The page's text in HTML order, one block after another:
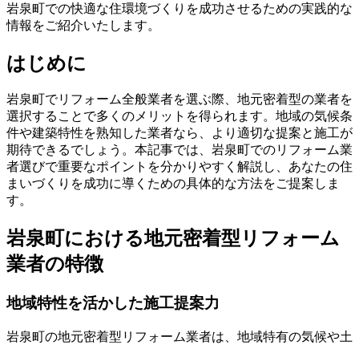
岩泉町での快適な住環境づくりを成功させるための実践的な
情報をご紹介いたします。
はじめに
岩泉町でリフォーム全般業者を選ぶ際、地元密着型の業者を
選択することで多くのメリットを得られます。地域の気候条
件や建築特性を熟知した業者なら、より適切な提案と施工が
期待できるでしょう。本記事では、岩泉町でのリフォーム業
者選びで重要なポイントを分かりやすく解説し、あなたの住
まいづくりを成功に導くための具体的な方法をご提案しま
す。
岩泉町における地元密着型リフォーム
業者の特徴
地域特性を活かした施工提案力
岩泉町の地元密着型リフォーム業者は、地域特有の気候や土